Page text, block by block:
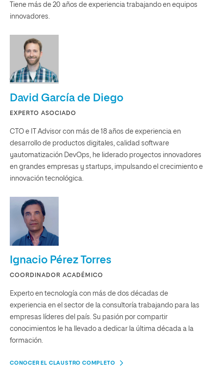
Tiene más de 20 años de experiencia trabajando en equipos
innovadores.
David García de Diego
EXPERTO ASOCIADO
CTO e IT Advisor con más de 18 años de experiencia en
desarrollo de productos digitales, calidad software
yautomatización DevOps, he liderado proyectos innovadores
en grandes empresas y startups, impulsando el crecimiento e
innovación tecnológica.
Ignacio Pérez Torres
COORDINADOR ACADÉMICO
Experto en tecnología con más de dos décadas de
experiencia en el sector de la consultoría trabajando para las
empresas líderes del país. Su pasión por compartir
conocimientos le ha llevado a dedicar la última década a la
formación.
CONOCER EL CLAUSTRO COMPLETO